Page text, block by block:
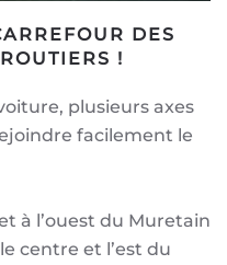
DES
!
plusieurs axes
facilement le
à l’ouest du Muretain
centre et l’est du